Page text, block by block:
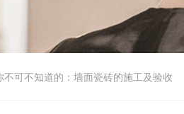
不可不知道的：墙面瓷砖的施工及验收